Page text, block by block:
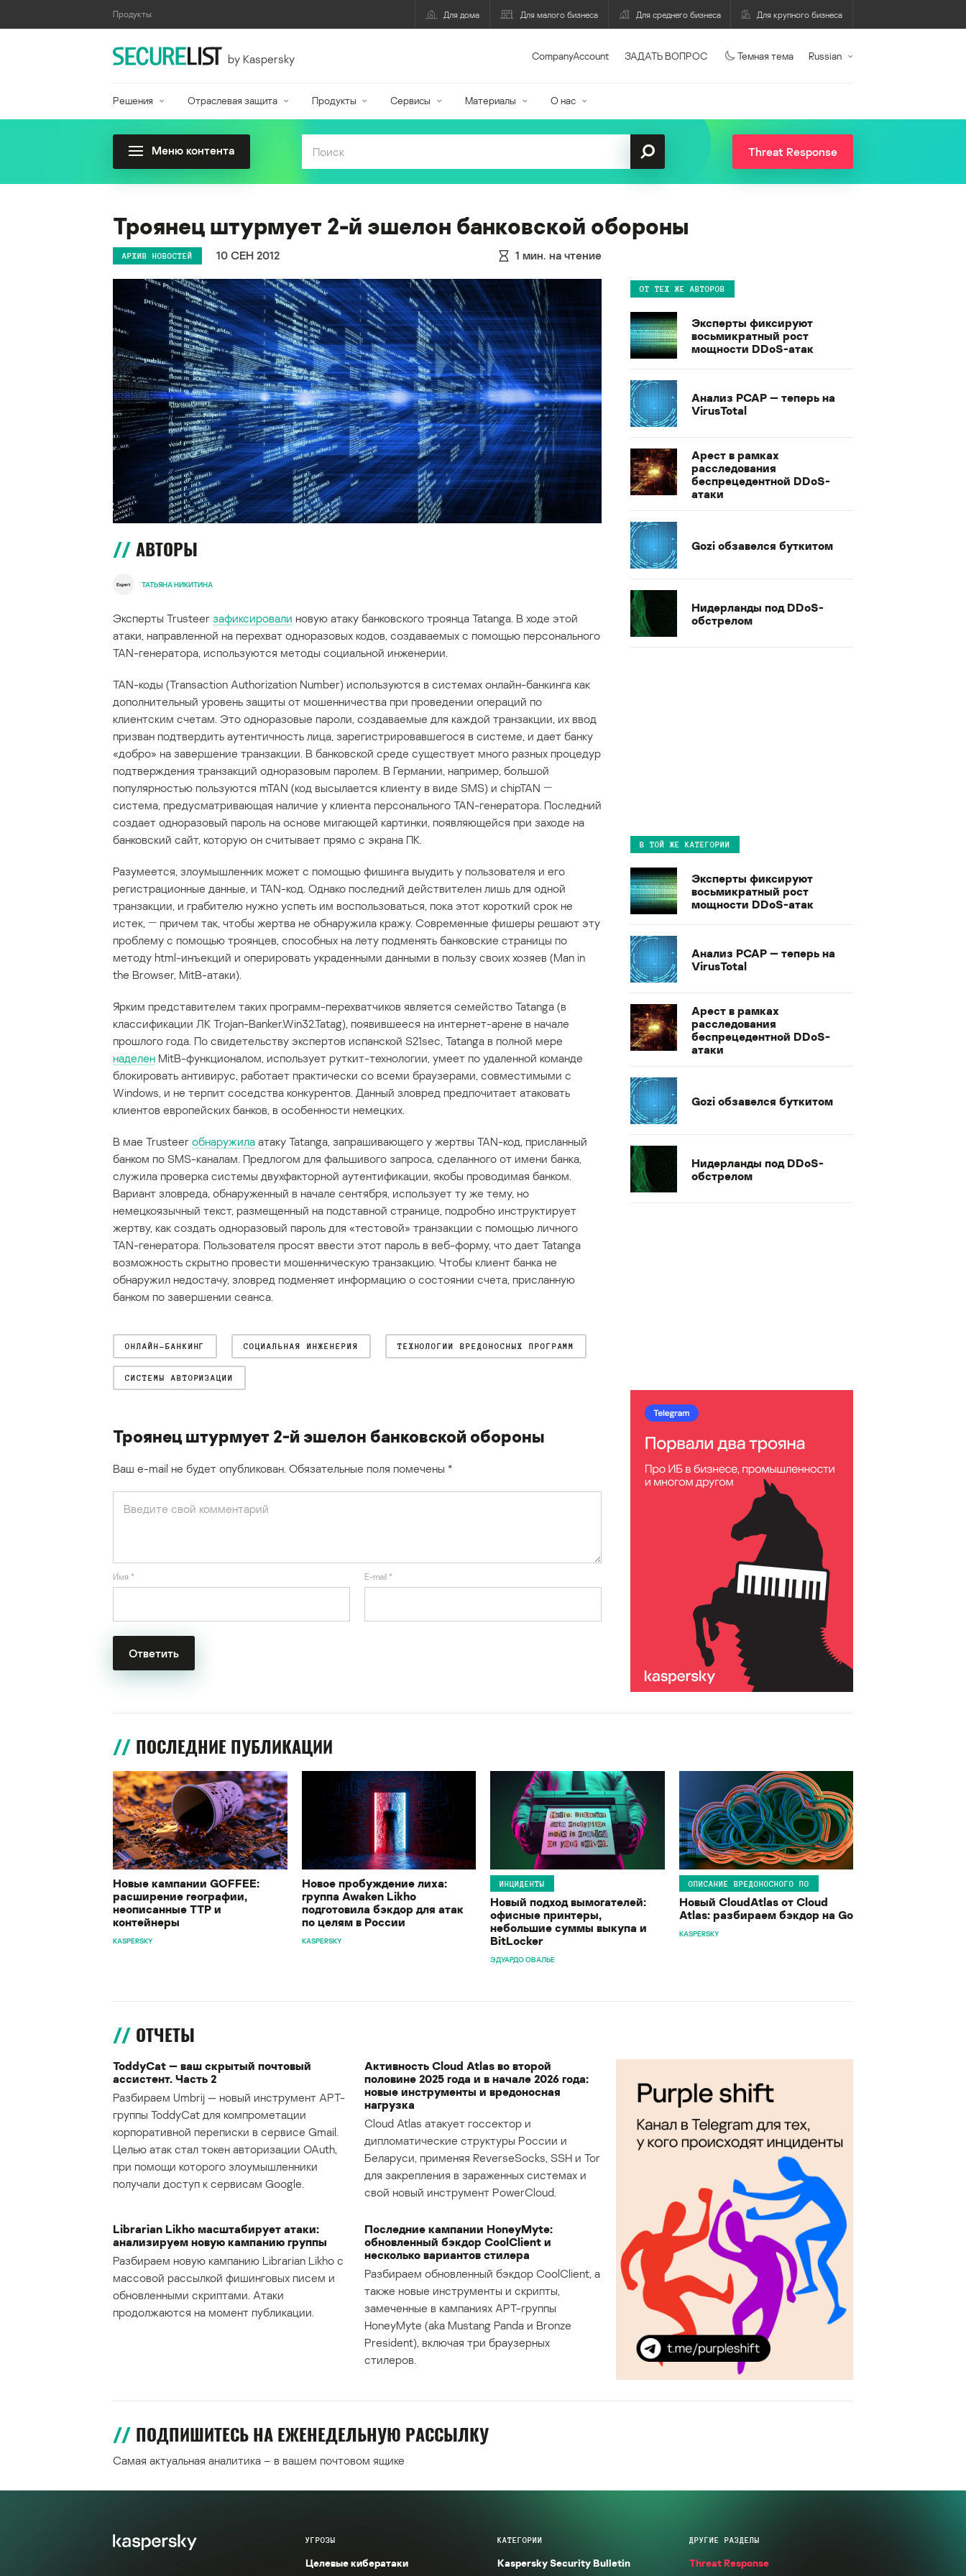
Продукты: Для дома Для малого бизнеса Для среднего бизнеса Для крупного бизнеса
by Kaspersky CompanyAccount ЗАДАТЬ ВОПРОС Темная тема Russian
Решения Отраслевая защита Продукты Сервисы Материалы О нас
Меню контента Threat Response
Троянец штурмует 2-й эшелон банковской обороны
АРХИВ НОВОСТЕЙ 10 СЕН 2012 1 мин. на чтение
АВТОРЫ
ТАТЬЯНА НИКИТИНА
Эксперты Trusteer зафиксировали новую атаку банковского троянца Tatanga. В ходе этой
атаки, направленной на перехват одноразовых кодов, создаваемых с помощью персонального
TAN-генератора, используются методы социальной инженерии.
TAN-коды (Transaction Authorization Number) используются в системах онлайн-банкинга как
дополнительный уровень защиты от мошенничества при проведении операций по
клиентским счетам. Это одноразовые пароли, создаваемые для каждой транзакции, их ввод
призван подтвердить аутентичность лица, зарегистрировавшегося в системе, и дает банку
«добро» на завершение транзакции. В банковской среде существует много разных процедур
подтверждения транзакций одноразовым паролем. В Германии, например, большой
популярностью пользуются mTAN (код высылается клиенту в виде SMS) и chipTAN ―
система, предусматривающая наличие у клиента персонального TAN-генератора. Последний
создает одноразовый пароль на основе мигающей картинки, появляющейся при заходе на
банковский сайт, которую он считывает прямо с экрана ПК.
Разумеется, злоумышленник может с помощью фишинга выудить у пользователя и его
регистрационные данные, и TAN-код. Однако последний действителен лишь для одной
транзакции, и грабителю нужно успеть им воспользоваться, пока этот короткий срок не
истек, ― причем так, чтобы жертва не обнаружила кражу. Современные фишеры решают эту
проблему с помощью троянцев, способных на лету подменять банковские страницы по
методу html-инъекций и оперировать украденными данными в пользу своих хозяев (Man in
the Browser, MitB-атаки).
Ярким представителем таких программ-перехватчиков является семейство Tatanga (в
классификации ЛК Trojan-Banker.Win32.Tatag), появившееся на интернет-арене в начале
прошлого года. По свидетельству экспертов испанской S21sec, Tatanga в полной мере
наделен MitB-функционалом, использует руткит-технологии, умеет по удаленной команде
блокировать антивирус, работает практически со всеми браузерами, совместимыми с
Windows, и не терпит соседства конкурентов. Данный зловред предпочитает атаковать
клиентов европейских банков, в особенности немецких.
В мае Trusteer обнаружила атаку Tatanga, запрашивающего у жертвы TAN-код, присланный
банком по SMS-каналам. Предлогом для фальшивого запроса, сделанного от имени банка,
служила проверка системы двухфакторной аутентификации, якобы проводимая банком.
Вариант зловреда, обнаруженный в начале сентября, использует ту же тему, но
немецкоязычный текст, размещенный на подставной странице, подробно инструктирует
жертву, как создать одноразовый пароль для «тестовой» транзакции с помощью личного
TAN-генератора. Пользователя просят ввести этот пароль в веб-форму, что дает Tatanga
возможность скрытно провести мошенническую транзакцию. Чтобы клиент банка не
обнаружил недостачу, зловред подменяет информацию о состоянии счета, присланную
банком по завершении сеанса.
ОНЛАЙН-БАНКИНГ СОЦИАЛЬНАЯ ИНЖЕНЕРИЯ ТЕХНОЛОГИИ ВРЕДОНОСНЫХ ПРОГРАММ
СИСТЕМЫ АВТОРИЗАЦИИ
Троянец штурмует 2-й эшелон банковской обороны
Ваш e-mail не будет опубликован. Обязательные поля помечены *
Имя * E-mail *
ОТ ТЕХ ЖЕ АВТОРОВ
Эксперты фиксируют
восьмикратный рост
мощности DDoS-атак
Анализ PCAP — теперь на
VirusTotal
Арест в рамках
расследования
беспрецедентной DDoS-
атаки
Gozi обзавелся буткитом
Нидерланды под DDoS-
обстрелом
В ТОЙ ЖЕ КАТЕГОРИИ
Эксперты фиксируют
восьмикратный рост
мощности DDoS-атак
Анализ PCAP — теперь на
VirusTotal
Арест в рамках
расследования
беспрецедентной DDoS-
атаки
Gozi обзавелся буткитом
Нидерланды под DDoS-
обстрелом
ПОСЛЕДНИЕ ПУБЛИКАЦИИ
Новые кампании GOFFEE:
расширение географии,
неописанные TTP и
контейнеры
KASPERSKY
Новое пробуждение лиха:
группа Awaken Likho
подготовила бэкдор для атак
по целям в России
KASPERSKY
ИНЦИДЕНТЫ
Новый подход вымогателей:
офисные принтеры,
небольшие суммы выкупа и
BitLocker
ЭДУАРДО ОВАЛЬЕ
ОПИСАНИЕ ВРЕДОНОСНОГО ПО
Новый CloudAtlas от Cloud
Atlas: разбираем бэкдор на Go
KASPERSKY
ОТЧЕТЫ
ToddyCat — ваш скрытый почтовый
ассистент. Часть 2
Разбираем Umbrij — новый инструмент APT-
группы ToddyCat для компрометации
корпоративной переписки в сервисе Gmail.
Целью атак стал токен авторизации OAuth,
при помощи которого злоумышленники
получали доступ к сервисам Google.
Активность Cloud Atlas во второй
половине 2025 года и в начале 2026 года:
новые инструменты и вредоносная
нагрузка
Cloud Atlas атакует госсектор и
дипломатические структуры России и
Беларуси, применяя ReverseSocks, SSH и Tor
для закрепления в зараженных системах и
свой новый инструмент PowerCloud.
Librarian Likho масштабирует атаки:
анализируем новую кампанию группы
Разбираем новую кампанию Librarian Likho с
массовой рассылкой фишинговых писем и
обновленными скриптами. Атаки
продолжаются на момент публикации.
Последние кампании HoneyMyte:
обновленный бэкдор CoolClient и
несколько вариантов стилера
Разбираем обновленный бэкдор CoolClient, а
также новые инструменты и скрипты,
замеченные в кампаниях APT-группы
HoneyMyte (aka Mustang Panda и Bronze
President), включая три браузерных
стилеров.
ПОДПИШИТЕСЬ НА ЕЖЕНЕДЕЛЬНУЮ РАССЫЛКУ
Самая актуальная аналитика – в вашем почтовом ящике
УГРОЗЫ
Целевые кибератаки
КАТЕГОРИИ
Kaspersky Security Bulletin
ДРУГИЕ РАЗДЕЛЫ
Threat Response